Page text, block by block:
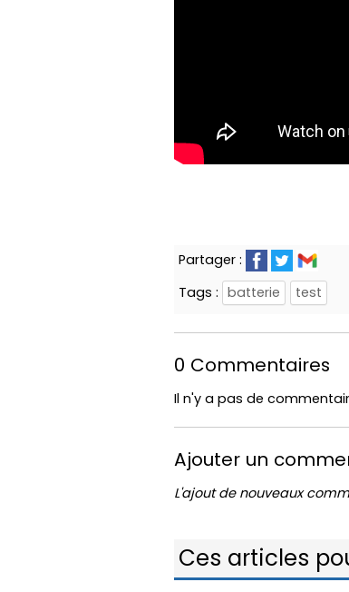
Partager :
Tags : batterie test
0 Commentaires
Il n'y a pas de
Ajouter un
L'ajout de nouveaux
Ces articles